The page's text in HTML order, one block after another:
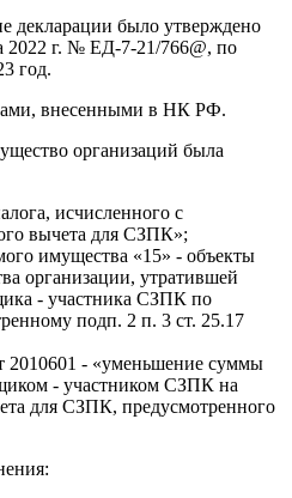
декларации было утверждено
2022 г. № ЕД-7-21/766@, по
год.
внесенными в НК РФ.
организаций была
исчисленного с
вычета для СЗПК»;
имущества «15» - объекты
организации, утратившей
- участника СЗПК по
подп. 2 п. 3 ст. 25.17
2010601 - «уменьшение суммы
- участником СЗПК на
для СЗПК, предусмотренного